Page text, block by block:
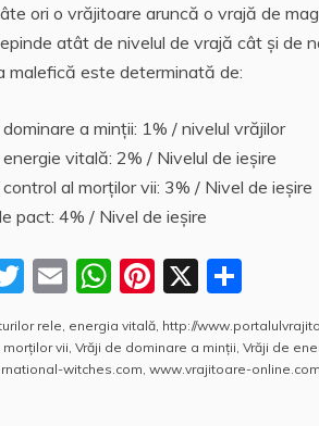
ori o vrăjitoare aruncă o vrajă de
atât de nivelul de vrajă cât şi de
malefică este determinată de:
a minţii: 1% / nivelul vrăjilor
vitală: 2% / Nivelul de ieşire
al morţilor vii: 3% / Nivel de ieşire
pact: 4% / Nivel de ieşire
T
w
itt
er
E
ai
l
W
h
at
s
Pi
nt
er
e
X
a
rt
aj
rele energia vitală http://
vii Vrăji de dominare a minţii Vrăji de
witches.com www.vrajitoare-online.com